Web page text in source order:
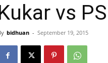
vs
bidhuan - September 19, 2015